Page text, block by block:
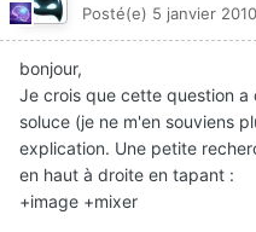
Posté(e) 5 janvier 2010
bonjour,
Je crois que cette question
soluce (je ne m'en souviens
explication. Une petite
en haut à droite en tapant :
+image +mixer